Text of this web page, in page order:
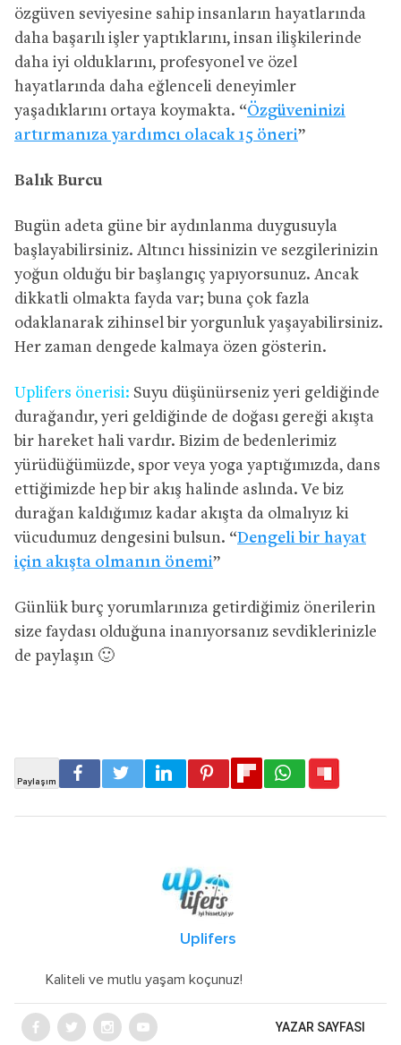
özgüven seviyesine sahip insanların hayatlarında
daha başarılı işler yaptıklarını, insan ilişkilerinde
daha iyi olduklarını, profesyonel ve özel
hayatlarında daha eğlenceli deneyimler
yaşadıklarını ortaya koymakta. “Özgüveninizi
artırmanıza yardımcı olacak 15 öneri”
Balık Burcu
Bugün adeta güne bir aydınlanma duygusuyla
başlayabilirsiniz. Altıncı hissinizin ve sezgilerinizin
yoğun olduğu bir başlangıç yapıyorsunuz. Ancak
dikkatli olmakta fayda var; buna çok fazla
odaklanarak zihinsel bir yorgunluk yaşayabilirsiniz.
Her zaman dengede kalmaya özen gösterin.
Uplifers önerisi: Suyu düşünürseniz yeri geldiğinde
durağandır, yeri geldiğinde de doğası gereği akışta
bir hareket hali vardır. Bizim de bedenlerimiz
yürüdüğümüzde, spor veya yoga yaptığımızda, dans
ettiğimizde hep bir akış halinde aslında. Ve biz
durağan kaldığımız kadar akışta da olmalıyız ki
vücudumuz dengesini bulsun. “Dengeli bir hayat
için akışta olmanın önemi”
Günlük burç yorumlarınıza getirdiğimiz önerilerin
size faydası olduğuna inanıyorsanız sevdiklerinizle
de paylaşın 🙂
Uplifers
Kaliteli ve mutlu yaşam koçunuz!
YAZAR SAYFASI